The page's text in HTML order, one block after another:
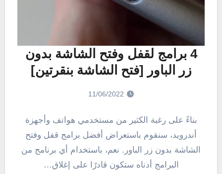
4 برامج لقفل وفتح الشاشة بدون
زر الباور [فتح الشاشة بنقرتين]
11/06/2022
بناءً على رغبة الكثير من مستخدمي هواتف وأجهزة
أندرويد، سنقوم باستعراض أفضل برامج قفل وفتح
الشاشة بدون زر الباور. نعم، باستخدام أي برنامج من
البرامج أدناه ستكون قادرًا على إغلاق…